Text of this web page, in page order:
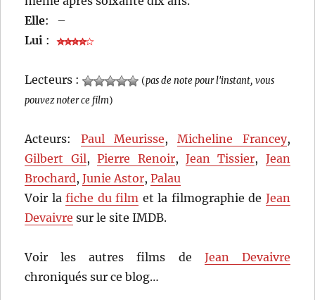
Elle:
–
Lui :
Lecteurs : (pas de note pour l'instant, vous
pouvez noter ce film)
Acteurs: Paul Meurisse,Micheline Francey,
Gilbert Gil,Pierre Renoir, Jean Tissier, Jean
Brochard,Junie Astor,Palau
Voir lafiche du film et la filmographie de Jean
Devaivre sur le site IMDB.
Voir les autres films de Jean Devaivre
chroniqués sur ce blog…